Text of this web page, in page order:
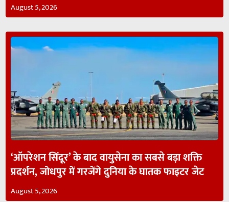
August 5, 2026
‘ऑपरेशन सिंदूर’ के बाद वायुसेना का सबसे बड़ा शक्ति
प्रदर्शन, जोधपुर में गरजेंगे दुनिया के घातक फाइटर जेट
August 5, 2026